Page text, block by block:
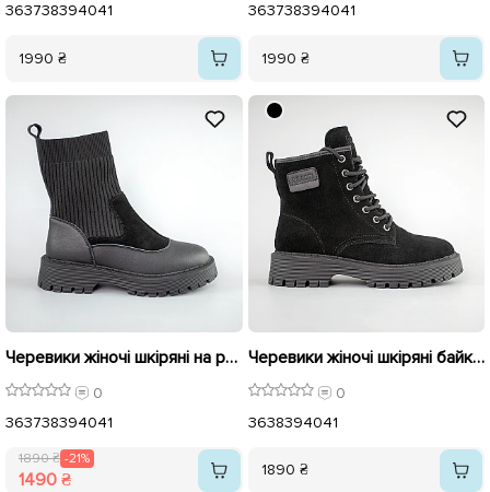
363738394041
1990 ₴
363738394041
1990 ₴
Черевики жіночі шкіряні на резинці утеплені байкою 593371 Чорні розпродаж
0
363738394041
1890 ₴ -21%
1490 ₴
Черевики жіночі шкіряні байка 593370 Чорні
0
3638394041
1890 ₴